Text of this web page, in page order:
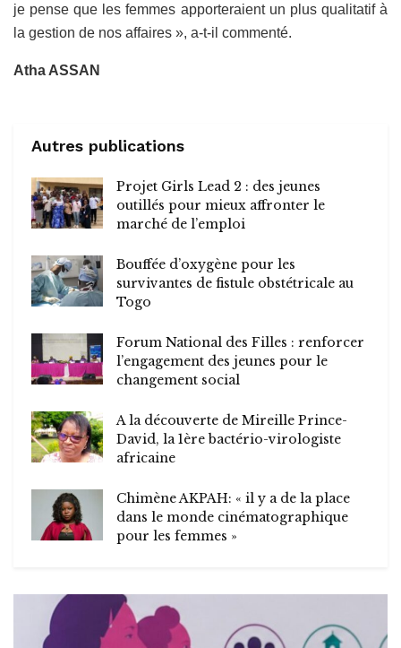
je pense que les femmes apporteraient un plus qualitatif à
la gestion de nos affaires », a-t-il commenté.
Atha ASSAN
Autres publications
Projet Girls Lead 2 : des jeunes
outillés pour mieux affronter le
marché de l’emploi
Bouffée d’oxygène pour les
survivantes de fistule obstétricale au
Togo
Forum National des Filles : renforcer
l’engagement des jeunes pour le
changement social
A la découverte de Mireille Prince-
David, la 1ère bactério-virologiste
africaine
Chimène AKPAH: « il y a de la place
dans le monde cinématographique
pour les femmes »